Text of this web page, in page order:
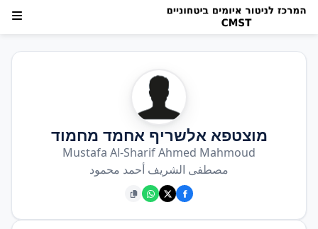
מוצטפא אלשריף אחמד מחמוד
Mustafa Al-Sharif Ahmed Mahmoud
مصطفى الشريف أحمد محمود